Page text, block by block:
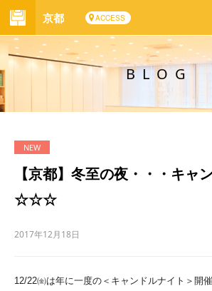
京都 ACCESS
BLOG
【京都】冬至の夜・・・キャ
☆☆☆
2017年12月18日
12/22㈮は年に一度の＜キャンドルナイト＞開